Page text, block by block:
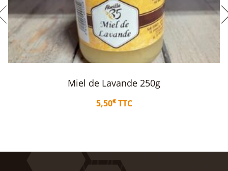
Miel d’acacia France 250g
5,90€ TTC